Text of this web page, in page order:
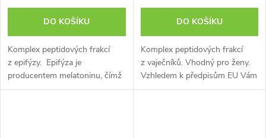
DO KOŠÍKU
Komplex peptidových frakcí
z epifýzy. Epifýza je
producentem melatoninu, čímž
se podílí na regulaci
DO KOŠÍKU
Komplex peptidových frakcí
z vaječníků. Vhodný pro ženy.
Vzhledem k předpisům EU Vám
nemůžeme sdělit všechny